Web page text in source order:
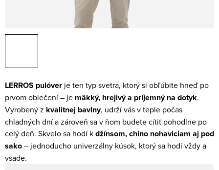
LERROS pulóver je ten typ svetra, ktorý si obľúbite hneď po
prvom oblečení – je mäkký, hrejivý a príjemný na dotyk.
Vyrobený z kvalitnej bavlny, udrží vás v teple počas
chladných dní a zároveň sa v ňom budete cítiť pohodlne po
celý deň. Skvelo sa hodí kdžínsom, chino nohaviciam aj pod
sako– jednoducho univerzálny kúsok, ktorý sa hodí vždy a
všade.